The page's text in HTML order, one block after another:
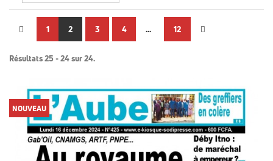
1 2 3 4 ... 12
Résultats 25 - 24 sur 24.
NOUVEAU